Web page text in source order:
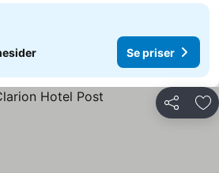
Se priser
Del